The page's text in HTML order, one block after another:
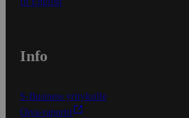
Info
S-Business yrityksille
Oiva-raportit